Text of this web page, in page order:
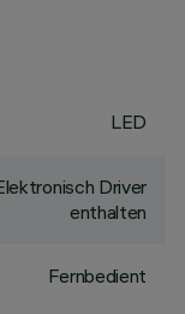
LED
Driver
enthalten
Fernbedient